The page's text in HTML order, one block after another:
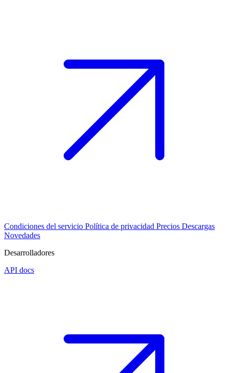
Condiciones del servicio Política de privacidad Precios Descargas
Novedades
Desarrolladores
API docs